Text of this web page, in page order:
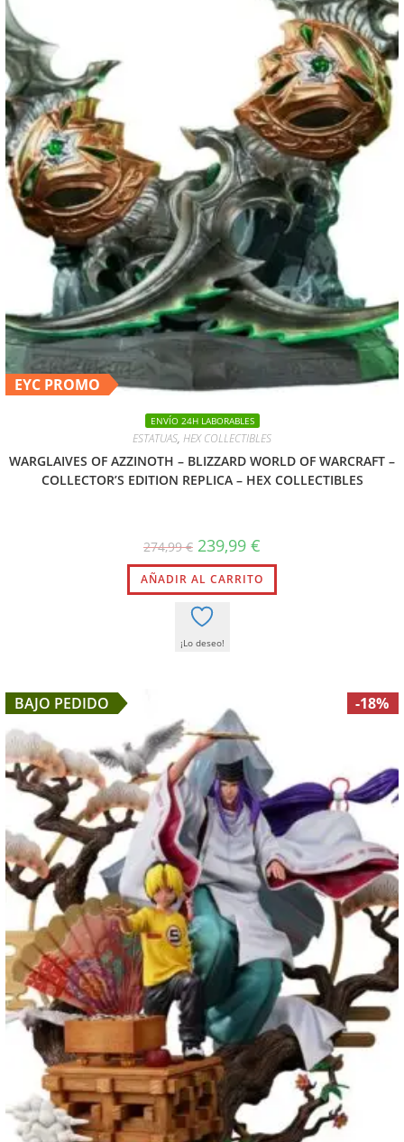
EYC PROMO
ENVÍO 24H LABORABLES
ESTATUAS, HEX COLLECTIBLES
WARGLAIVES OF AZZINOTH – BLIZZARD WORLD OF WARCRAFT –
COLLECTOR’S EDITION REPLICA – HEX COLLECTIBLES
274,99€ 239,99 €
AÑADIR AL CARRITO
¡Lo deseo!
BAJO PEDIDO -18%